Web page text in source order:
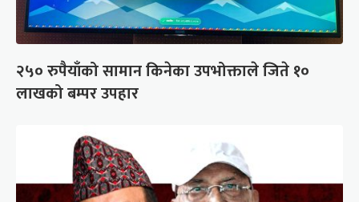
२५० रुपैयाँको सामान किनेका उपभोक्ताले जिते १०
लाखको बम्पर उपहार